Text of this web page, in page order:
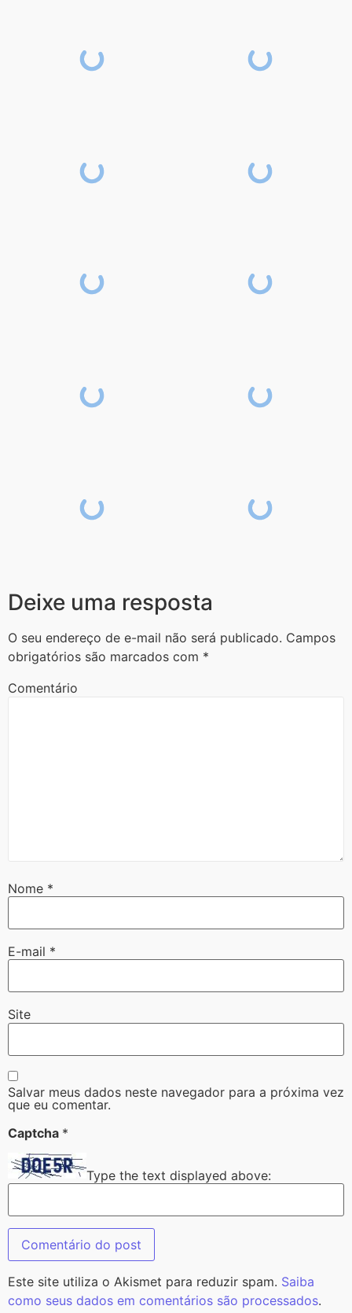
Deixe uma resposta
O seu endereço de e-mail não será publicado. Campos
obrigatórios são marcados com *
Comentário
Nome *
E-mail *
Site
Salvar meus dados neste navegador para a próxima vez
que eu comentar.
Captcha *
Type the text displayed above:
Este site utiliza o Akismet para reduzir spam. Saiba
como seus dados em comentários são processados.